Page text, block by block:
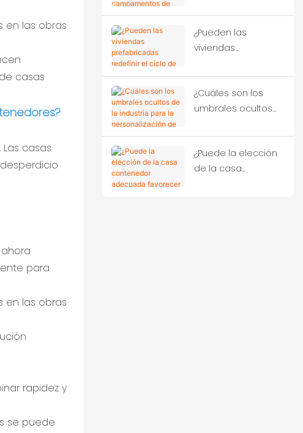
casas
casas
para
rapidez y
se puede
climas adversos?
campamentos de
construcción a
soluciones urbanas
¿Pueden las
viviendas
redefinir el ciclo de
vida de los activos
de los
proyectos en el
extranjero?
¿Cuáles son los
umbrales ocultos
la personalización
de casas
contenedor?
¿Puede la elección
de la casa